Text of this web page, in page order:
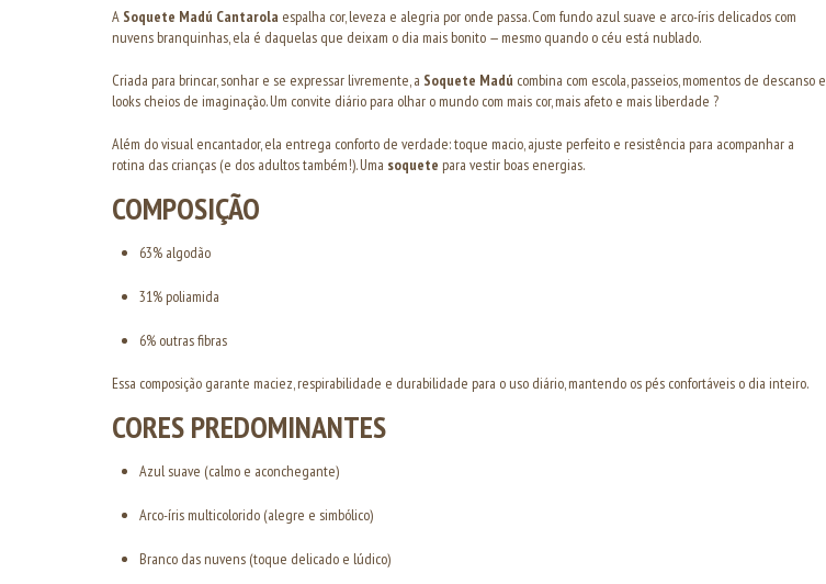
A Soquete Madú Cantarola espalha cor, leveza e alegria por onde passa. Com fundo azul suave e arco-íris delicados com
nuvens branquinhas, ela é daquelas que deixam o dia mais bonito — mesmo quando o céu está nublado.
Criada para brincar, sonhar e se expressar livremente, a Soquete Madú combina com escola, passeios, momentos de descanso e
looks cheios de imaginação. Um convite diário para olhar o mundo com mais cor, mais afeto e mais liberdade ?
Além do visual encantador, ela entrega conforto de verdade: toque macio, ajuste perfeito e resistência para acompanhar a
rotina das crianças (e dos adultos também!). Uma soquete para vestir boas energias.
COMPOSIÇÃO
63% algodão
31% poliamida
6% outras fibras
Essa composição garante maciez, respirabilidade e durabilidade para o uso diário, mantendo os pés confortáveis o dia inteiro.
CORES PREDOMINANTES
Azul suave (calmo e aconchegante)
Arco-íris multicolorido (alegre e simbólico)
Branco das nuvens (toque delicado e lúdico)